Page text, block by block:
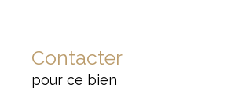
Contacter
pour ce bien